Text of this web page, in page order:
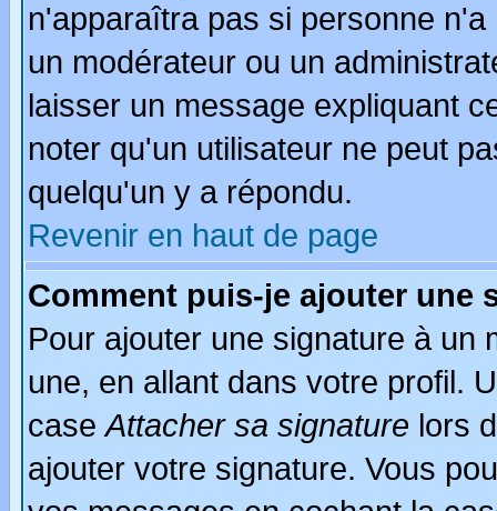
n'apparaîtra pas si personne
un modérateur ou un
laisser un message expliquant
noter qu'un utilisateur ne peut
quelqu'un y a répondu.
Revenir en haut de page
Comment puis-je ajouter une
Pour ajouter une signature à un
une, en allant dans votre profil.
caseAttacher sa signature lors
ajouter votre signature. Vous